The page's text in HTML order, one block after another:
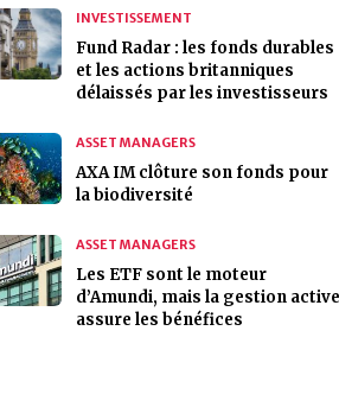
INVESTISSEMENT
Fund Radar : les fonds durables
et les actions britanniques
délaissés par les investisseurs
ASSET MANAGERS
AXA IM clôture son fonds pour
la biodiversité
ASSET MANAGERS
Les ETF sont le moteur
d’Amundi, mais la gestion active
assure les bénéfices